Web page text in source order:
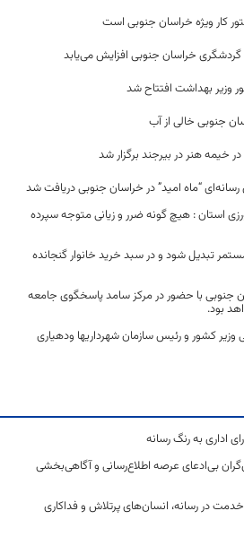
کار ویژه خراسان جنوبی است
گردشگری خراسان جنوبی افزایش می‌یابد
خیمه هنر در بیرجند برگزار شد
استان : هیچ گونه ضرر و زیانی متوجه سپرده
تبدیل شود و در سبد خرید خانوار گنجانده
جنوبی با حضور در مرکز سامد پاسخگوی جامعه
بود.
وزیر کشور و رئیس سازمان شهرداریها ودهیاری
اداری به رنگ رسانه
بی‌ادعای عرصه اطلاع‌رسانی و آگاهی‌بخشی
خدمت در رسانه، انسان‌های پرتلاش و فداکاری